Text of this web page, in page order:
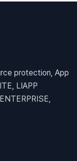
protection, App
LIAPP